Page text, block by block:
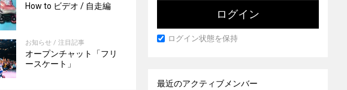
How to ビデオ / 自走編
お知らせ / 注目記事
オープンチャット「フリ
ースケート」
ログイン状態を保持
最近のアクティブメンバー